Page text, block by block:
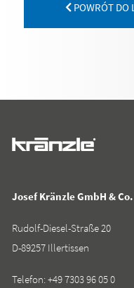
POWRÓT DO
Josef Kränzle GmbH & Co.
Rudolf-Diesel-Straße 20
D-89257 Illertissen
Telefon:+49 7303 96 05 0